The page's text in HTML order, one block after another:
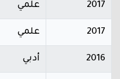
2017 علمي
2017 علمي
2016 أدبي